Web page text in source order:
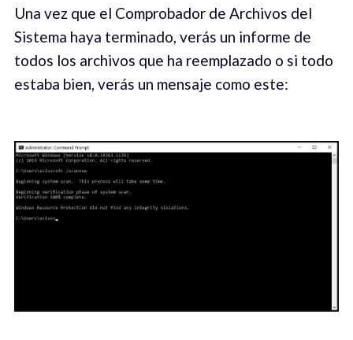
Una vez que el Comprobador de Archivos del
Sistema haya terminado, verás un informe de
todos los archivos que ha reemplazado o si todo
estaba bien, verás un mensaje como este: